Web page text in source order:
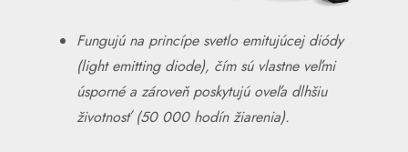
Fungujú na princípe svetlo emitujúcej diódy
(light emitting diode), čím sú vlastne veľmi
úsporné a zároveň poskytujú oveľa dlhšiu
životnosť (50 000 hodín žiarenia).